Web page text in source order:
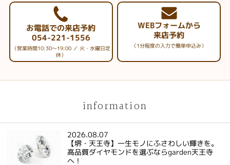
お電話での来店予約
054-221-1556
（営業時間10:30～19:00 ／ 火・水曜日定
休）
WEBフォームから
来店予約
（1分程度の入力で簡単申込み）
information
2026.08.07
【堺・天王寺】一生モノにふさわしい輝きを。
高品質ダイヤモンドを選ぶならgarden天王寺
へ！